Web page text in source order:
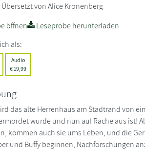
Übersetzt von Alice Kronenberg
öffnen
Leseprobe herunterladen
als:
Audio
€ 19,99
das alte Herrenhaus am Stadtrand von
wurde und nun auf Rache aus ist!
kommen auch sie ums Leben, und die
und Buffy beginnen, Nachforschungen